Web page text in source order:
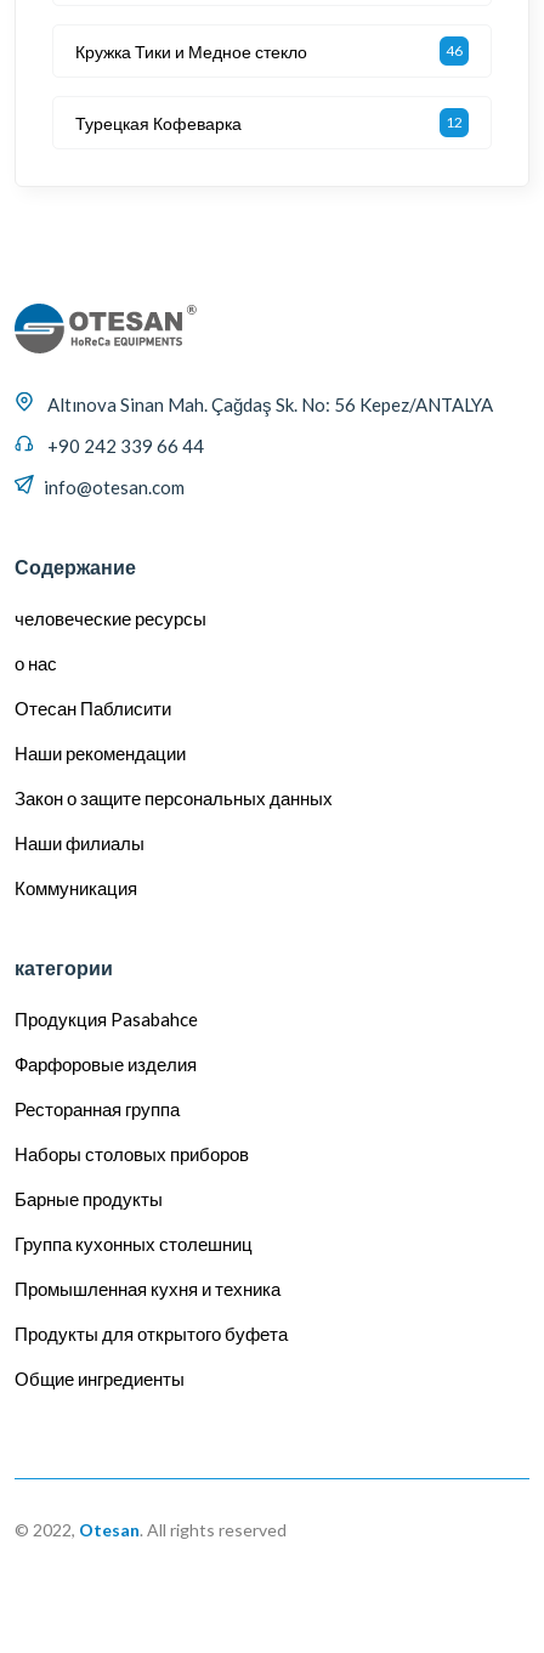
Кружка Тики и Медное стекло 46
Турецкая Кофеварка 12
Altınova Sinan Mah. Çağdaş Sk. No: 56 Kepez/ANTALYA
+90 242 339 66 44
info@otesan.com
Содержание
человеческие ресурсы
о нас
Отесан Паблисити
Наши рекомендации
Закон о защите персональных данных
Наши филиалы
Коммуникация
категории
Продукция Pasabahce
Фарфоровые изделия
Ресторанная группа
Наборы столовых приборов
Барные продукты
Группа кухонных столешниц
Промышленная кухня и техника
Продукты для открытого буфета
Общие ингредиенты
© 2022, Otesan. All rights reserved